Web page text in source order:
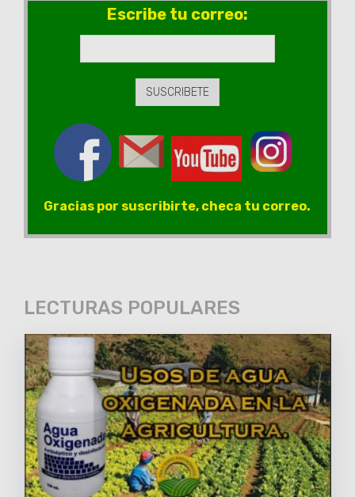
Escribe tu correo:
Gracias por suscribirte, checa tu correo.
LECTURAS POPULARES